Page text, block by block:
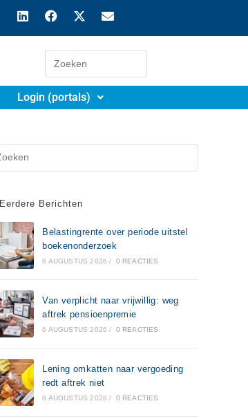
Login (portals)
Eerdere Berichten
Belastingrente over periode uitstel
boekenonderzoek
6 AUGUSTUS 2026 / 0 REACTIES
Van verplicht naar vrijwillig: weg
aftrek pensioenpremie
6 AUGUSTUS 2026 / 0 REACTIES
Lening omkatten naar vergoeding
redt aftrek niet
6 AUGUSTUS 2026 / 0 REACTIES